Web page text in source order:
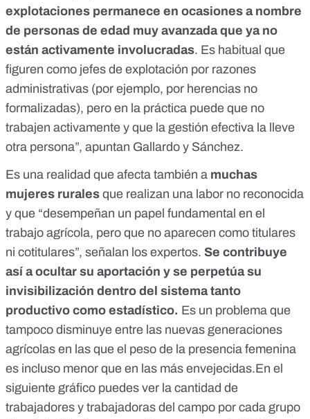
explotaciones permanece en ocasiones a nombre
de personas de edad muy avanzada que ya no
están activamente involucradas. Es habitual que
figuren como jefes de explotación por razones
administrativas (por ejemplo, por herencias no
formalizadas), pero en la práctica puede que no
trabajen activamente y que la gestión efectiva la lleve
otra persona”, apuntan Gallardo y Sánchez.
Es una realidad que afecta también a muchas
mujeres rurales que realizan una labor no reconocida
y que “desempeñan un papel fundamental en el
trabajo agrícola, pero que no aparecen como titulares
ni cotitulares”, señalan los expertos. Se contribuye
así a ocultar su aportación y se perpetúa su
invisibilización dentro del sistema tanto
productivo como estadístico. Es un problema que
tampoco disminuye entre las nuevas generaciones
agrícolas en las que el peso de la presencia femenina
es incluso menor que en las más envejecidas.En el
siguiente gráfico puedes ver la cantidad de
trabajadores y trabajadoras del campo por cada grupo